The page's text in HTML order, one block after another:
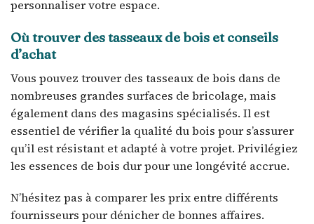
personnaliser votre espace.
Où trouver des tasseaux de bois et conseils
d’achat
Vous pouvez trouver des tasseaux de bois dans de
nombreuses grandes surfaces de bricolage, mais
également dans des magasins spécialisés. Il est
essentiel de vérifier la qualité du bois pour s’assurer
qu’il est résistant et adapté à votre projet. Privilégiez
les essences de bois dur pour une longévité accrue.
N’hésitez pas à comparer les prix entre différents
fournisseurs pour dénicher de bonnes affaires.